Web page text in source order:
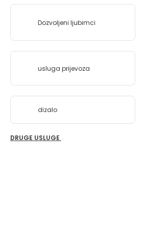
Dozvoljeni ljubimci
usluga prijevoza
dizalo
DRUGE USLUGE